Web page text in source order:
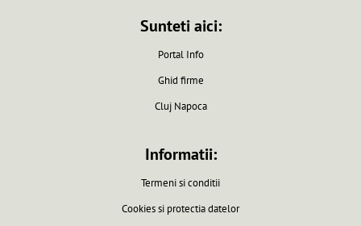
Sunteti aici:
Portal Info
Ghid firme
Cluj Napoca
Informatii:
Termeni si conditii
Cookies si protectia datelor